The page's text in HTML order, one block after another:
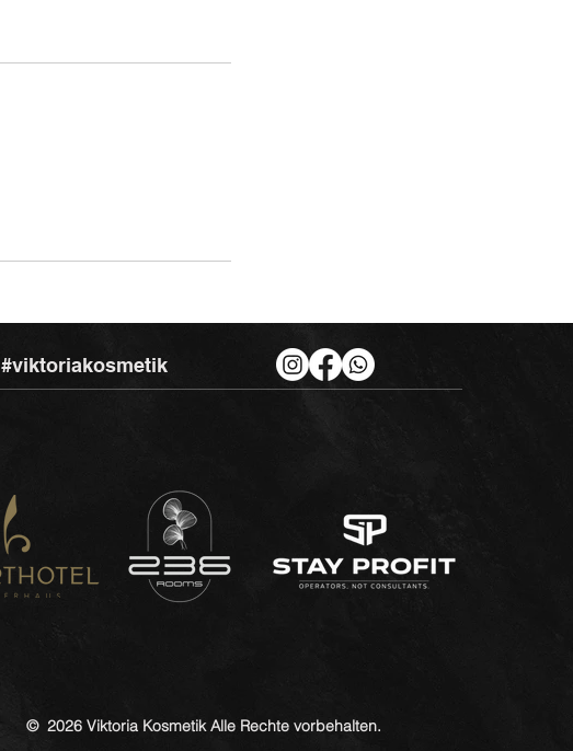
#viktoriakosmetik
© 2026 Viktoria KosmetikAlle Rechte vorbehalten.